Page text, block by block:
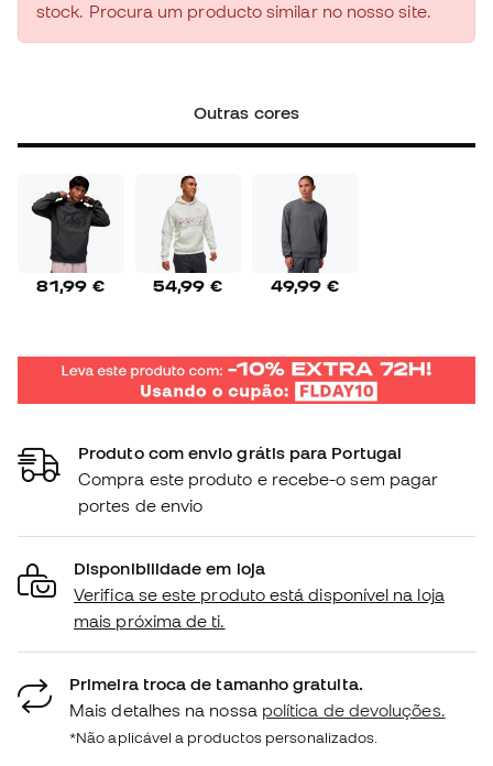
stock. Procura um producto similar no nosso site.
Outras cores
81,99 € 54,99 € 49,99 €
Produto com envio grátis para Portugal
Compra este produto e recebe-o sem pagar
portes de envio
Disponibilidade em loja
Verifica se este produto está disponível na loja
mais próxima de ti.
Primeira troca de tamanho gratuita.
Mais detalhes na nossa política de devoluções.
*Não aplicável a productos personalizados.